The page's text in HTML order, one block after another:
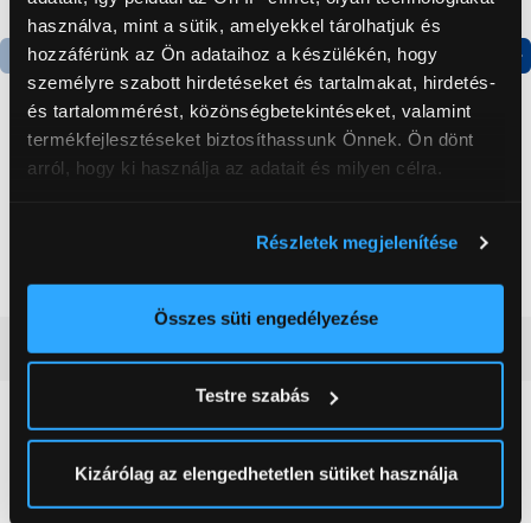
használva, mint a sütik, amelyekkel tárolhatjuk és
hozzáférünk az Ön adataihoz a készülékén, hogy
személyre szabott hirdetéseket és tartalmakat, hirdetés-
és tartalommérést, közönségbetekintéseket, valamint
termékfejlesztéseket biztosíthassunk Önnek. Ön dönt
arról, hogy ki használja az adatait és milyen célra.
elhelyezkedéséről pár méteres pontossággal
Az Ön készülékén beazonosítása annak konkrét
módjairól és adja meg preferenciáit aRészletek
pontban. Bármikor módosíthatja vagy visszavonhatja a
Sütinyilatkozathoz való hozzájárulását.
Részletek megjelenítése
Összes süti engedélyezése
Testre szabás
Kizárólag az elengedhetetlen sütiket használja
Termék adatlap
Gorenje NRS8182KX Side
Termék adatlap
Gorenje N619EAXL4
179 999 Ft
Vásárlói vélemények(0)
0
0 értékelés